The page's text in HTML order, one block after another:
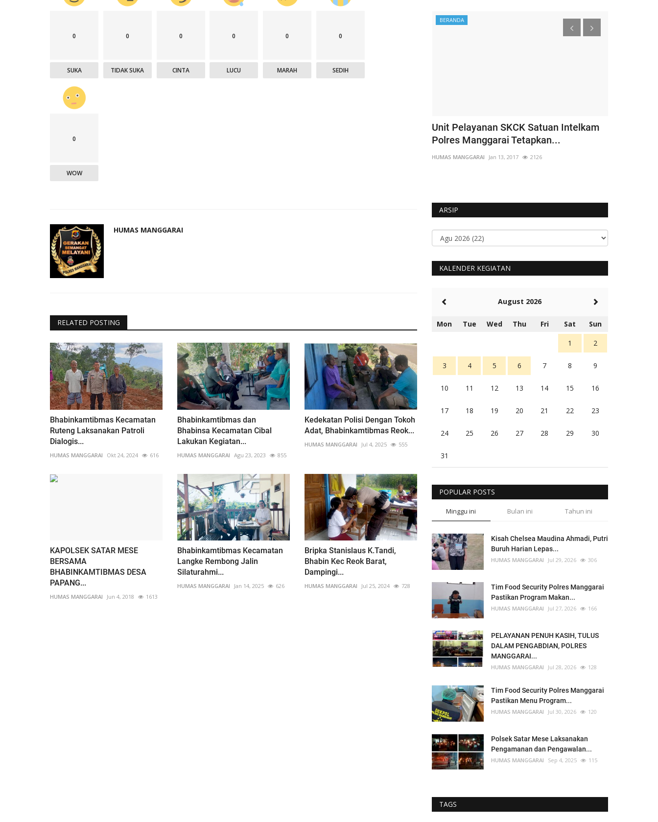
0
SUKA
0
TIDAK SUKA
0
CINTA
0
LUCU
0
MARAH
0
SEDIH
0
WOW
HUMAS MANGGARAI
RELATED POSTING
Bhabinkamtibmas Kecamatan
Ruteng Laksanakan Patroli
Dialogis...
HUMAS MANGGARAI Okt 24, 2024 616
Bhabinkamtibmas dan
Bhabinsa Kecamatan Cibal
Lakukan Kegiatan...
HUMAS MANGGARAI Agu 23, 2023 855
Kedekatan Polisi Dengan Tokoh
Adat, Bhabinkamtibmas Reok...
HUMAS MANGGARAI Jul 4, 2025 555
KAPOLSEK SATAR MESE
BERSAMA
BHABINKAMTIBMAS DESA
PAPANG...
HUMAS MANGGARAI Jun 4, 2018 1613
Bhabinkamtibmas Kecamatan
Langke Rembong Jalin
Silaturahmi...
HUMAS MANGGARAI Jan 14, 2025 626
Bripka Stanislaus K.Tandi,
Bhabin Kec Reok Barat,
Dampingi...
HUMAS MANGGARAI Jul 25, 2024 728
BERANDA
Unit Pelayanan SKCK Satuan Intelkam
Polres Manggarai Tetapkan...
HUMAS MANGGARAI Jan 13, 2017 2126
ARSIP
KALENDER KEGIATAN
August 2026
Mon Tue Wed Thu Fri Sat Sun
1 2
3 4 5 6 7 8 9
10 11 12 13 14 15 16
17 18 19 20 21 22 23
24 25 26 27 28 29 30
31
POPULAR POSTS
Minggu ini Bulan ini Tahun ini
Kisah Chelsea Maudina Ahmadi, Putri
Buruh Harian Lepas...
HUMAS MANGGARAI Jul 29, 2026 306
Tim Food Security Polres Manggarai
Pastikan Program Makan...
HUMAS MANGGARAI Jul 27, 2026 166
PELAYANAN PENUH KASIH, TULUS
DALAM PENGABDIAN, POLRES
MANGGARAI...
HUMAS MANGGARAI Jul 28, 2026 128
Tim Food Security Polres Manggarai
Pastikan Menu Program...
HUMAS MANGGARAI Jul 30, 2026 120
Polsek Satar Mese Laksanakan
Pengamanan dan Pengawalan...
HUMAS MANGGARAI Sep 4, 2025 115
TAGS